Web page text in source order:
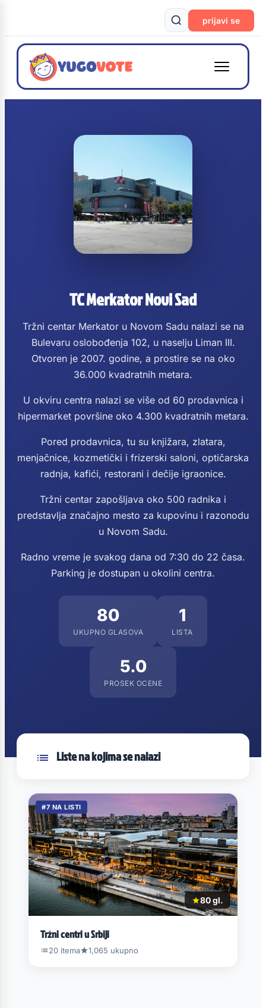
prijavi se
TC Merkator Novi Sad
Tržni centar Merkator u Novom Sadu nalazi se na
Bulevaru oslobođenja 102, u naselju Liman III.
Otvoren je 2007. godine, a prostire se na oko
36.000 kvadratnih metara.
U okviru centra nalazi se više od 60 prodavnica i
hipermarket površine oko 4.300 kvadratnih metara.
Pored prodavnica, tu su knjižara, zlatara,
menjačnice, kozmetički i frizerski saloni, optičarska
radnja, kafići, restorani i dečije igraonice.
Tržni centar zapošljava oko 500 radnika i
predstavlja značajno mesto za kupovinu i razonodu
u Novom Sadu.
Radno vreme je svakog dana od 7:30 do 22 časa.
Parking je dostupan u okolini centra.
80
UKUPNO GLASOVA
1
LISTA
5.0
PROSEK OCENE
Liste na kojima se nalazi
#7 NA LISTI
80 gl.
Tržni centri u Srbiji
20 itema 1,065 ukupno